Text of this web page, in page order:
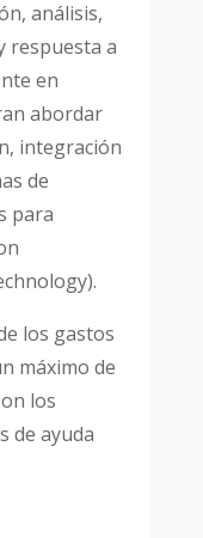
análisis,
respuesta a
en
abordar
integración
de
para
los gastos
máximo de
los
de ayuda